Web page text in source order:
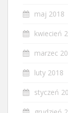
maj 2018
kwiecień
marzec
luty 2018
styczeń